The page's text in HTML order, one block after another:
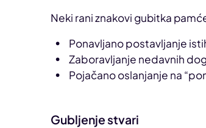
Neki rani znakovi gubitka
Ponavljano postavljanje
Zaboravljanje nedavnih
Pojačano oslanjanje na
Gubljenje stvari